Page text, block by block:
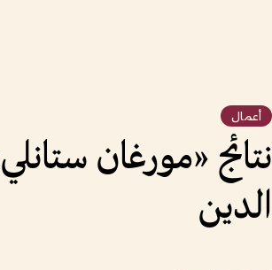
أعمال
نتائج «مورغان
الدين